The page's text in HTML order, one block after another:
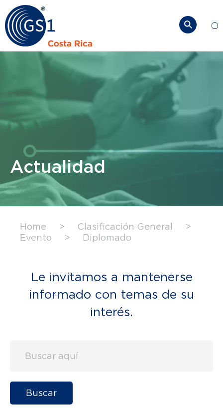
Actualidad
Home > Clasificación General
>
Evento
> Diplomado
Le invitamos a mantenerse
informado con temas de su
interés.
Buscar